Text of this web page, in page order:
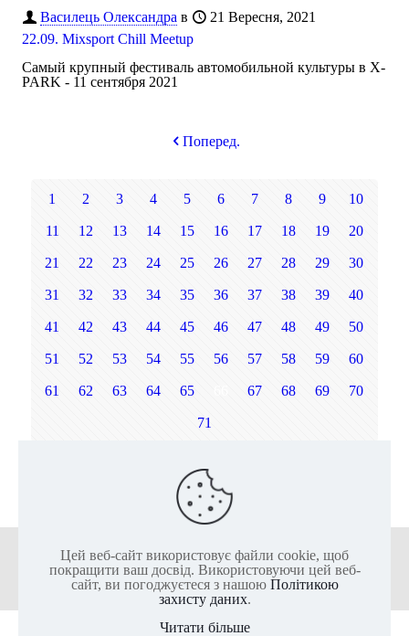
Василець Олександра в
21 Вересня, 2021
22.09. Mixsport Chill Meetup
Самый крупный фестиваль автомобильной культуры в X-
PARK - 11 сентября 2021
Поперед.
1 2 3 4 5 6 7 8 9 10
11 12 13 14 15 16 17 18 19 20
21 22 23 24 25 26 27 28 29 30
31 32 33 34 35 36 37 38 39 40
41 42 43 44 45 46 47 48 49 50
51 52 53 54 55 56 57 58 59 60
61 62 63 64 65 67 68 69 70
71
+38 (050) 136-25-80 +38 (063) 136-25-85
Цей веб-сайт використовує файли cookie, щоб
покращити ваш досвід. Використовуючи цей веб-
сайт, ви погоджуєтеся з нашою Політикою
захисту даних.
Читати більше